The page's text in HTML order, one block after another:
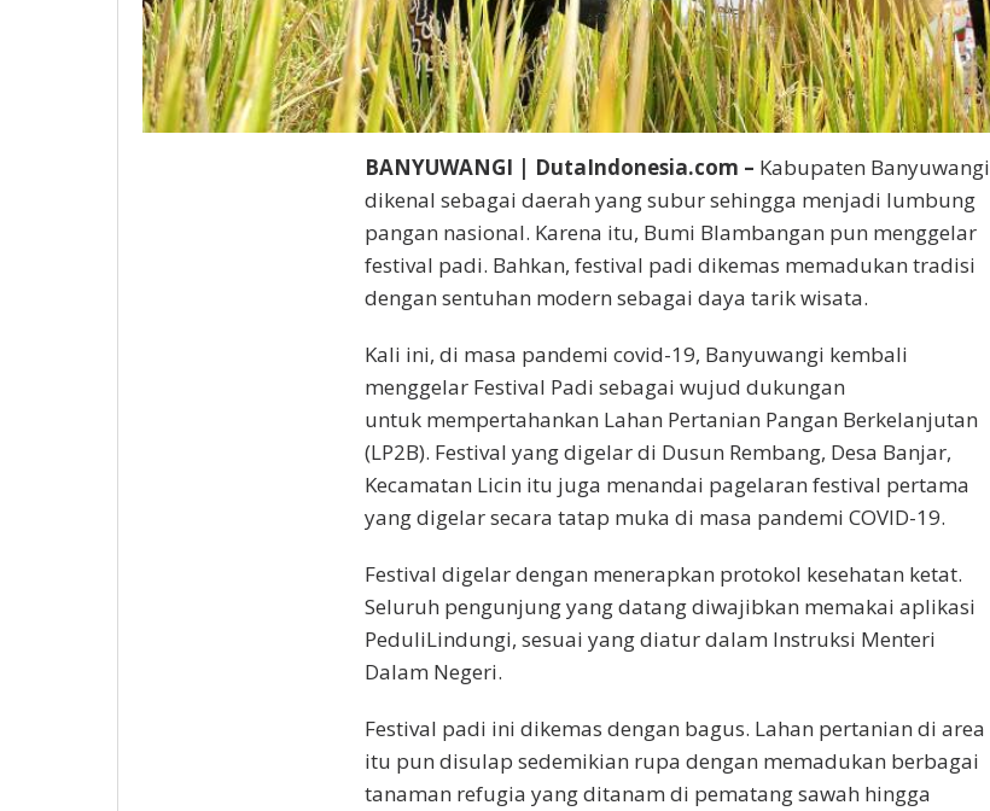
BANYUWANGI | DutaIndonesia.com – Kabupaten Banyuwangi
dikenal sebagai daerah yang subur sehingga menjadi lumbung
pangan nasional. Karena itu, Bumi Blambangan pun menggelar
festival padi. Bahkan, festival padi dikemas memadukan tradisi
dengan sentuhan modern sebagai daya tarik wisata.
Kali ini, di masa pandemi covid-19, Banyuwangi kembali
menggelar Festival Padi sebagai wujud dukungan
untuk mempertahankan Lahan Pertanian Pangan Berkelanjutan
(LP2B). Festival yang digelar di Dusun Rembang, Desa Banjar,
Kecamatan Licin itu juga menandai pagelaran festival pertama
yang digelar secara tatap muka di masa pandemi COVID-19.
Festival digelar dengan menerapkan protokol kesehatan ketat.
Seluruh pengunjung yang datang diwajibkan memakai aplikasi
PeduliLindungi, sesuai yang diatur dalam Instruksi Menteri
Dalam Negeri.
Festival padi ini dikemas dengan bagus. Lahan pertanian di area
itu pun disulap sedemikian rupa dengan memadukan berbagai
tanaman refugia yang ditanam di pematang sawah hingga